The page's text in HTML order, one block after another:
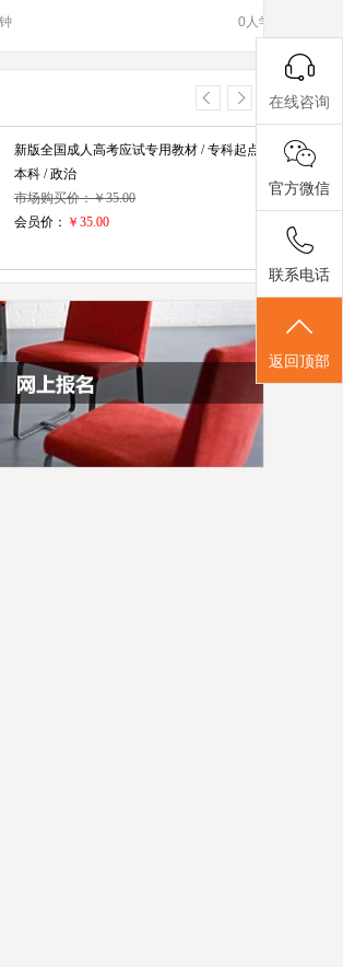
人学习
全国成人高考应试专用教材 / 专科起点升
/ 政治
购买价：￥35.00
价：￥35.00
本) 语/数/英/理化综合共四本
购买价：￥142.00
价：￥142.00
在线咨询
官方微信
联系电话
返回顶部